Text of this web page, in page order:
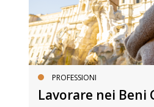
PROFESSIONI
Lavorare nei Beni